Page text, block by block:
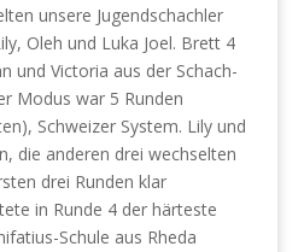
unsere Jugendschachler
Oleh und Luka Joel. Brett 4
und Victoria aus der Schach-
Modus war 5 Runden
Schweizer System. Lily und
die anderen drei wechselten
drei Runden klar
in Runde 4 der härteste
Schule aus Rheda